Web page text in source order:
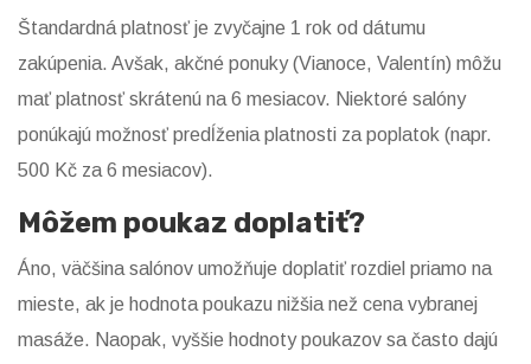
Štandardná platnosť je zvyčajne 1 rok od dátumu
zakúpenia. Avšak, akčné ponuky (Vianoce, Valentín) môžu
mať platnosť skrátenú na 6 mesiacov. Niektoré salóny
ponúkajú možnosť predĺženia platnosti za poplatok (napr.
500 Kč za 6 mesiacov).
Môžem poukaz doplatiť?
Áno, väčšina salónov umožňuje doplatiť rozdiel priamo na
mieste, ak je hodnota poukazu nižšia než cena vybranej
masáže. Naopak, vyššie hodnoty poukazov sa často dajú